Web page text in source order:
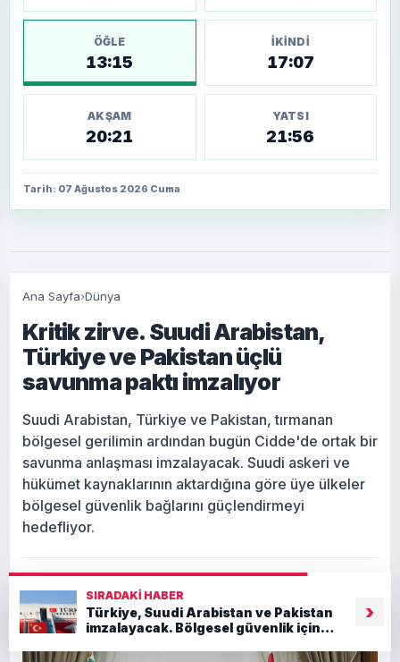
ÖĞLE
13:15
İKINDI
17:07
AKŞAM
20:21
YATSI
21:56
Tarih: 07 Ağustos 2026 Cuma
Ana Sayfa›Dünya
Kritik zirve. Suudi Arabistan,
Türkiye ve Pakistan üçlü
savunma paktı imzalıyor
Suudi Arabistan, Türkiye ve Pakistan, tırmanan
bölgesel gerilimin ardından bugün Cidde'de ortak bir
savunma anlaşması imzalayacak. Suudi askeri ve
hükümet kaynaklarının aktardığına göre üye ülkeler
bölgesel güvenlik bağlarını güçlendirmeyi
hedefliyor.
Giriş: 07-08-2026 07:24
SIRADAKI HABER
Türkiye, Suudi Arabistan ve Pakistan
imzalayacak. Bölgesel güvenlik için
›